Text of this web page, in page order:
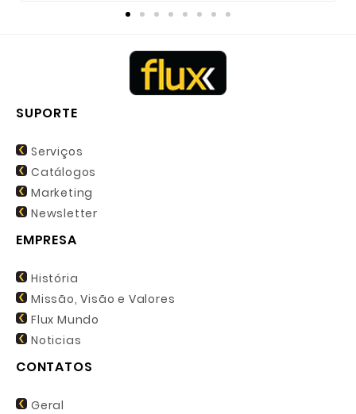
SUPORTE
Serviços
Catálogos
Marketing
Newsletter
EMPRESA
História
Missão, Visão e Valores
Flux Mundo
Noticias
CONTATOS
Geral